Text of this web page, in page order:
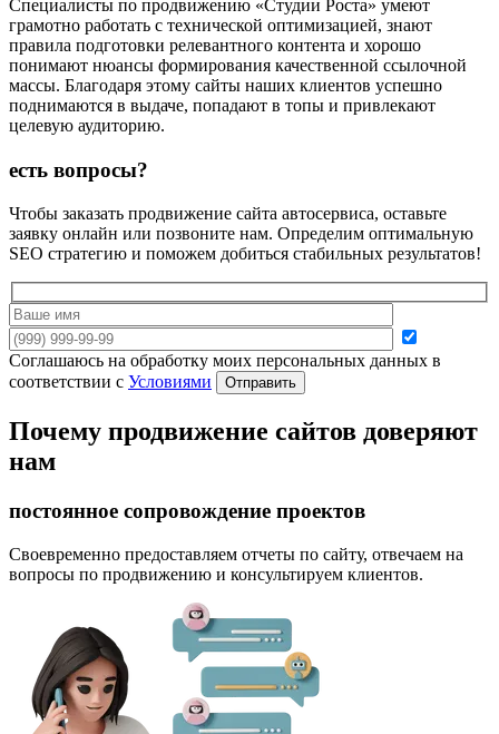
Специалисты по продвижению «Студии Роста» умеют
грамотно работать с технической оптимизацией, знают
правила подготовки релевантного контента и хорошо
понимают нюансы формирования качественной ссылочной
массы. Благодаря этому сайты наших клиентов успешно
поднимаются в выдаче, попадают в топы и привлекают
целевую аудиторию.
есть вопросы?
Чтобы заказать продвижение сайта автосервиса, оставьте
заявку онлайн или позвоните нам. Определим оптимальную
SEO стратегию и поможем добиться стабильных результатов!
Соглашаюсь на обработку моих персональных данных в
соответствии с Условиями Отправить
Почему продвижение сайтов доверяют
нам
постоянное сопровождение проектов
Своевременно предоставляем отчеты по сайту, отвечаем на
вопросы по продвижению и консультируем клиентов.